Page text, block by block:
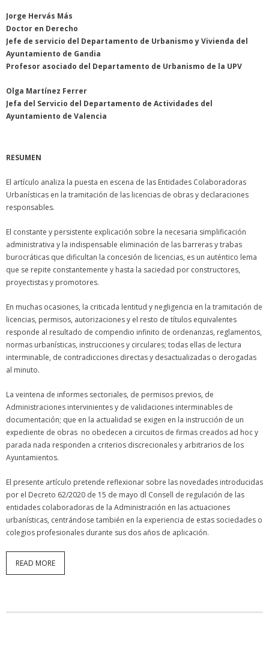
Jorge Hervás Más
Doctor en Derecho
Jefe de servicio del Departamento de Urbanismo y Vivienda del
Ayuntamiento de Gandia
Profesor asociado del Departamento de Urbanismo de la UPV
Olga Martínez Ferrer
Jefa del Servicio del Departamento de Actividades del
Ayuntamiento de Valencia
RESUMEN
El artículo analiza la puesta en escena de las Entidades Colaboradoras
Urbanísticas en la tramitación de las licencias de obras y declaraciones
responsables.
El constante y persistente explicación sobre la necesaria simplificación
administrativa y la indispensable eliminación de las barreras y trabas
burocráticas que dificultan la concesión de licencias, es un auténtico lema
que se repite constantemente y hasta la saciedad por constructores,
proyectistas y promotores.
En muchas ocasiones, la criticada lentitud y negligencia en la tramitación de
licencias, permisos, autorizaciones y el resto de títulos equivalentes
responde al resultado de compendio infinito de ordenanzas, reglamentos,
normas urbanísticas, instrucciones y circulares; todas ellas de lectura
interminable, de contradicciones directas y desactualizadas o derogadas
al minuto.
La veintena de informes sectoriales, de permisos previos, de
Administraciones intervinientes y de validaciones interminables de
documentación; que en la actualidad se exigen en la instrucción de un
expediente de obras no obedecen a circuitos de firmas creados ad hoc y
parada nada responden a criterios discrecionales y arbitrarios de los
Ayuntamientos.
El presente artículo pretende reflexionar sobre las novedades introducidas
por el Decreto 62/2020 de 15 de mayo dl Consell de regulación de las
entidades colaboradoras de la Administración en las actuaciones
urbanísticas, centrándose también en la experiencia de estas sociedades o
colegios profesionales durante sus dos años de aplicación.
READ MORE